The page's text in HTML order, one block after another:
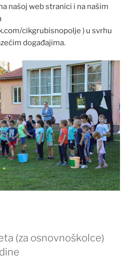
našoj web stranici i na našim
cikgrubisnopolje ) u svrhu
događajima.
(za osnovnoškolce)